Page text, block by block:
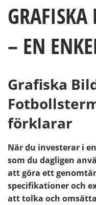
– EN
Grafiska
förklarar
När du investerar i
som du dagligen
att göra ett
specifikationer och
att tolka och